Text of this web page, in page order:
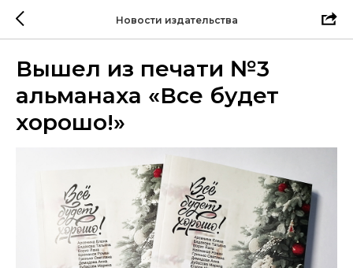
Новости издательства
Вышел из печати №3
альманаха «Все будет
хорошо!»